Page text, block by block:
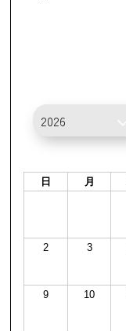
日 月
2 3
9 10